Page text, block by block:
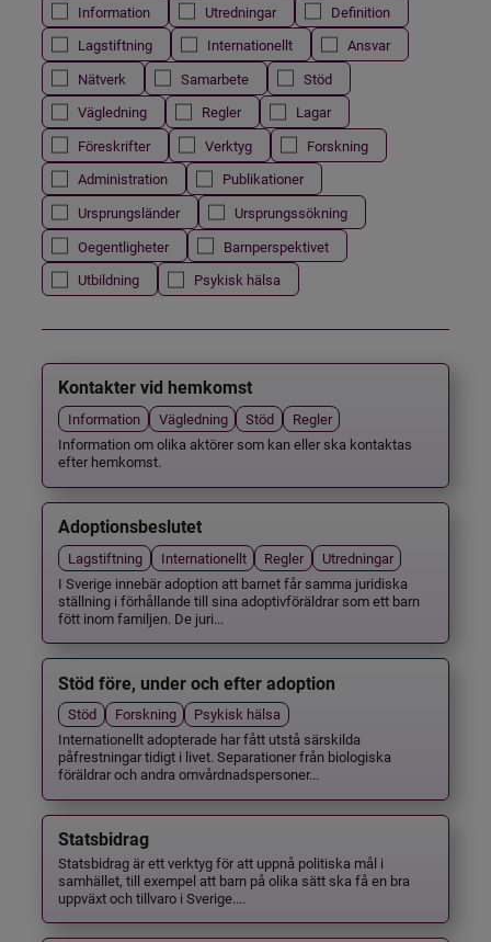
Information Utredningar
Definition
Lagstiftning
Internationellt
Ansvar
Nätverk
Samarbete
Stöd
Vägledning
Regler
Lagar
Föreskrifter
Verktyg
Forskning
Administration
Publikationer
Ursprungsländer
Ursprungssökning
Oegentligheter
Barnperspektivet
Utbildning
Psykisk hälsa
Kontakter vid hemkomst
Information Vägledning Stöd
Regler
Information om olika aktörer som kan eller ska kontaktas
efter hemkomst.
Adoptionsbeslutet
Lagstiftning Internationellt Regler
Utredningar
I Sverige innebär adoption att barnet får samma juridiska
ställning i förhållande till sina adoptivföräldrar som ett barn
fött inom familjen. De juri...
Stöd före, under och efter adoption
Stöd Forskning
Psykisk hälsa
Internationellt adopterade har fått utstå särskilda
påfrestningar tidigt i livet. Separationer från biologiska
föräldrar och andra omvårdnadspersoner...
Statsbidrag
Statsbidrag är ett verktyg för att uppnå politiska mål i
samhället, till exempel att barn på olika sätt ska få en bra
uppväxt och tillvaro i Sverige....